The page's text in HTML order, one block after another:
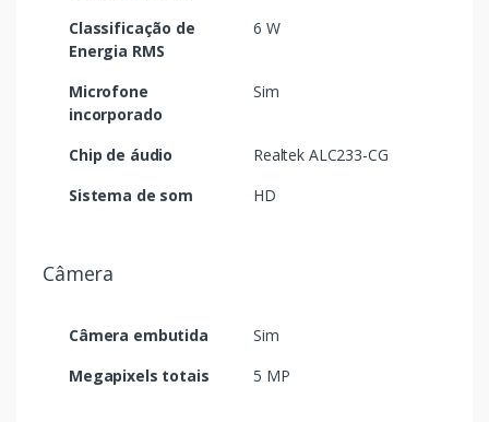
Classificação de
Energia RMS
6 W
Microfone
incorporado
Sim
Chip de áudio
Realtek ALC233-CG
Sistema de som
HD
Câmera
Câmera embutida
Sim
Megapixels totais
5 MP